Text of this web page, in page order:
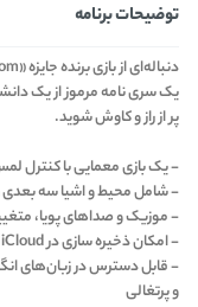
توضیحات برنامه
دنباله‌ای از بازی برنده جایزه «The Room» که خیلی‌ها انتظارش را می‌کشیدند.
پر از راز و کاوش شوید.
- یک بازی معمایی با کنترل
- شامل محیط و اشیا سه بعدی و
- موزیک و صداهای پویا،
- امکان ذخیره سازی در iCloud و ادامه بازی بر روی دستگاه‌های مختلف
- قابل دسترس در زبان‌های
و پرتغالی